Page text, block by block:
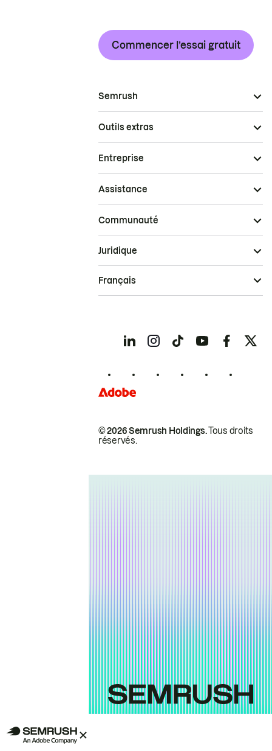
Commencer l’essai gratuit
Semrush
Outils extras
Entreprise
Assistance
Communauté
© 2026 Semrush Holdings.Tous droits
réservés.
Juridique
Français